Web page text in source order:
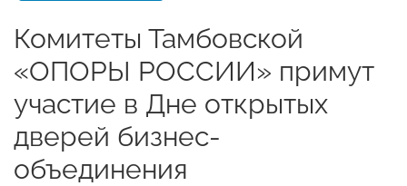
Комитеты Тамбовской
«ОПОРЫ РОССИИ» примут
участие в Дне открытых
дверей бизнес-
объединения